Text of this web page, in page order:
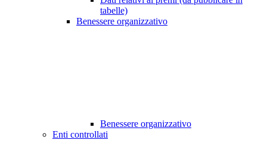
tabelle)
Benessere organizzativo
Benessere organizzativo
Enti controllati